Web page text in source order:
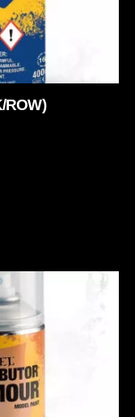
ROW)